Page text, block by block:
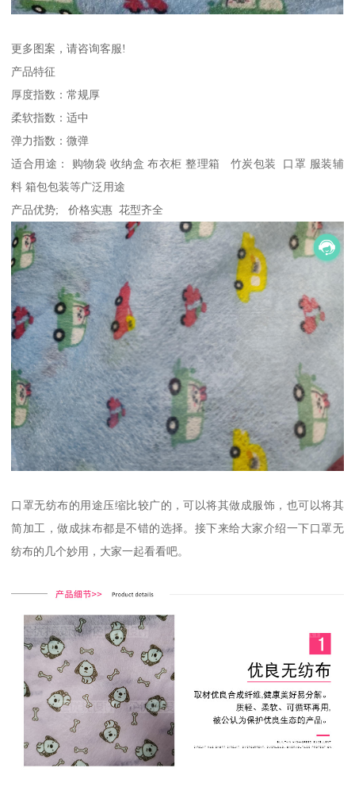
更多图案，请咨询客服!
产品特征
厚度指数：常规厚
柔软指数：适中
弹力指数：微弹
适合用途： 购物袋 收纳盒 布衣柜 整理箱 竹炭包装 口罩 服装辅
料 箱包包装等广泛用途
产品优势; 价格实惠 花型齐全
口罩无纺布的用途压缩比较广的，可以将其做成服饰，也可以将其
简加工，做成抹布都是不错的选择。接下来给大家介绍一下口罩无
纺布的几个妙用，大家一起看看吧。